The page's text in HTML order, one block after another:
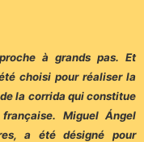
à grands pas. Et
choisi pour réaliser la
la corrida qui constitue
Miguel Ángel
a été désigné pour